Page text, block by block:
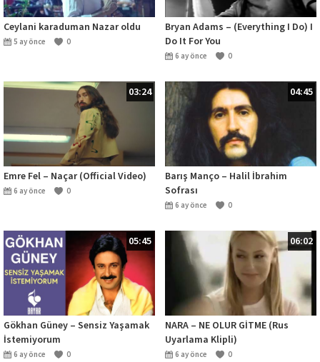
Ceylani karaduman Nazar oldu
5 ay önce 0
Bryan Adams – (Everything I Do) I
Do It For You
6 ay önce 0
03:24
Emre Fel – Naçar (Official Video)
6 ay önce 0
04:45
Barış Manço – Halil İbrahim
Sofrası
6 ay önce 0
05:45
Gökhan Güney – Sensiz Yaşamak
İstemiyorum
6 ay önce 0
06:02
NARA – NE OLUR GİTME (Rus
Uyarlama Klipli)
6 ay önce 0